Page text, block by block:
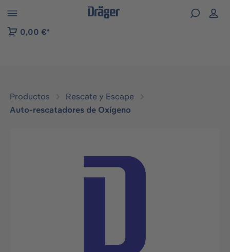
to B2B platform navigation
0,00 €*
Productos
Rescate y Escape
Auto-rescatadores de Oxígeno
Omitir galería de imágenes